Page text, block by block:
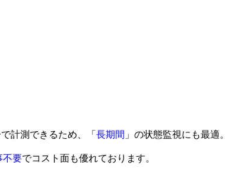
計測できるため、「 長期間 」の状態監視にも最適。
不要でコスト面も優れております。